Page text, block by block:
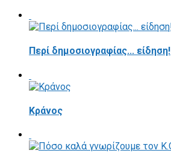
Περί δημοσιογραφίας... είδηση!
Κράνος